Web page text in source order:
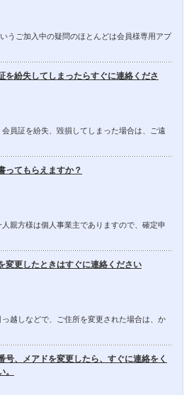
うご加入中の疑問のほとんどは会員様専用アプ
を紛失してしまったらすぐに連絡くださ
員証を紛失、毀損してしまった場合は、ご遠
ってもらえますか？
親方様は個人事業主でありますので、確定申
変更したときはすぐに連絡ください
越しなどで、ご住所を変更された場合は、か
号、メアドを変更したら、すぐに連絡をく
。